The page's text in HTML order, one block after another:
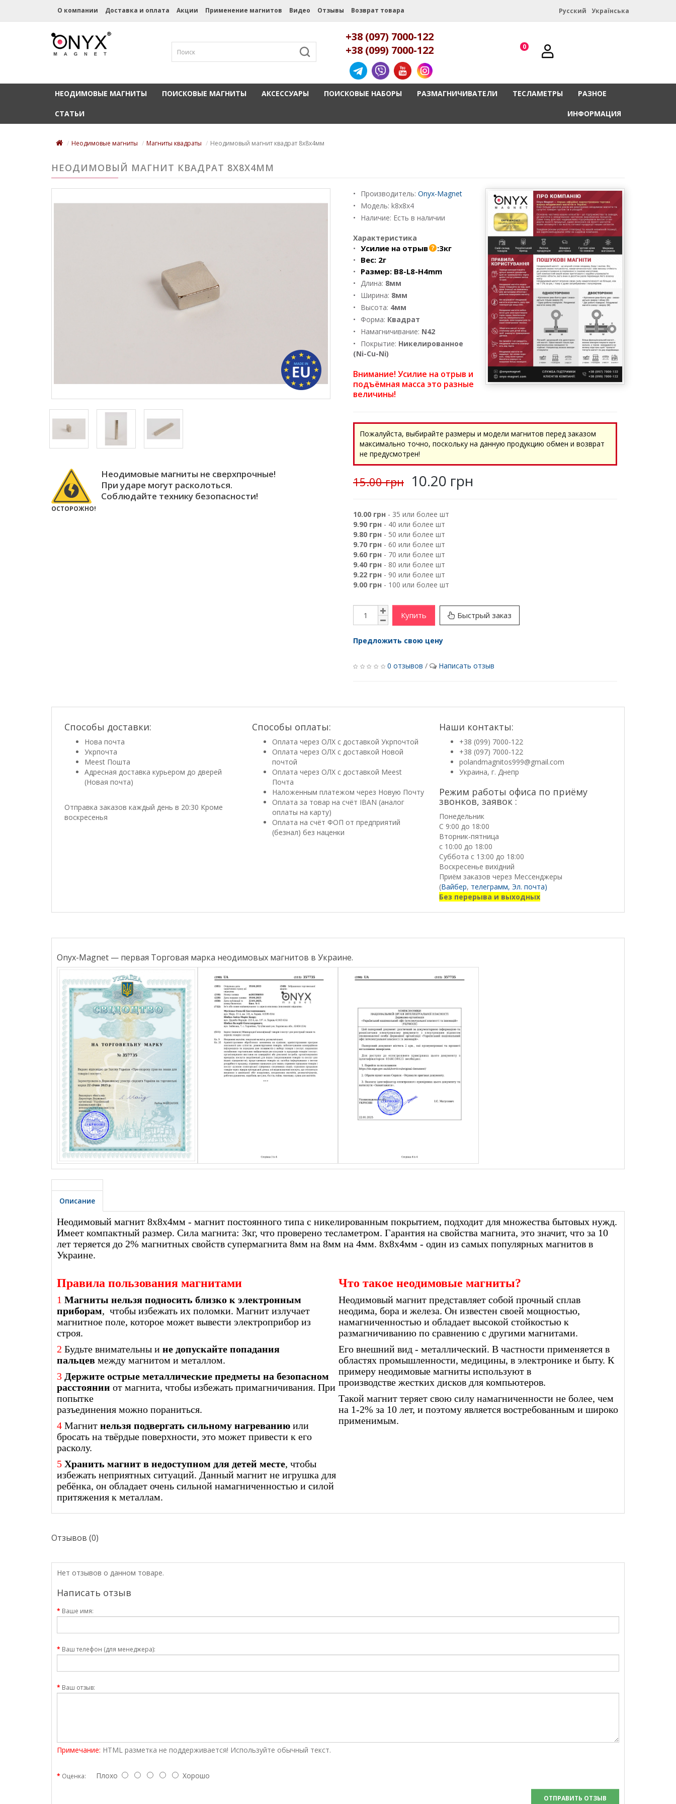
О компании Доставка и оплата Акции Применение магнитов Видео Отзывы Возврат товара Русский Українська
+38 (097) 7000-122
+38 (099) 7000-122
0
НЕОДИМОВЫЕ МАГНИТЫ ПОИСКОВЫЕ МАГНИТЫ АКСЕССУАРЫ ПОИСКОВЫЕ НАБОРЫ РАЗМАГНИЧИВАТЕЛИ ТЕСЛАМЕТРЫ РАЗНОЕ
СТАТЬИ ИНФОРМАЦИЯ
Неодимовые магниты Магниты квадраты Неодимовый магнит квадрат 8х8х4мм
НЕОДИМОВЫЙ МАГНИТ КВАДРАТ 8Х8Х4ММ
ОСТОРОЖНО!
Неодимовые магниты не сверхпрочные!
При ударе могут расколоться.
Соблюдайте технику безопасности!
Производитель: Onyx-Magnet
Модель: k8x8x4
Наличие: Есть в наличии
Характеристика
Усилие на отрыв :3кг
Вес: 2г
Размер: B8-L8-H4mm
Длина: 8мм
Ширина: 8мм
Высота: 4мм
Форма: Квадрат
Намагничивание: N42
Покрытие: Никелированное
(Ni-Cu-Ni)
Внимание! Усилие на отрыв и
подъёмная масса это разные
величины!
Пожалуйста, выбирайте размеры и модели магнитов перед заказом
максимально точно, поскольку на данную продукцию обмен и возврат
не предусмотрен!
15.00 грн 10.20 грн
10.00 грн - 35 или более шт
9.90 грн - 40 или более шт
9.80 грн - 50 или более шт
9.70 грн - 60 или более шт
9.60 грн - 70 или более шт
9.40 грн - 80 или более шт
9.22 грн - 90 или более шт
9.00 грн - 100 или более шт
Купить Быстрый заказ
Предложить свою цену
0 отзывов / Написать отзыв
Способы доставки:
Нова почта
Укрпочта
Meest Пошта
Адресная доставка курьером до дверей
(Новая почта)
Отправка заказов каждый день в 20:30 Кроме
воскресенья
Способы оплаты:
Оплата через ОЛХ с доставкой Укрпочтой
Оплата через ОЛХ с доставкой Новой
почтой
Оплата через ОЛХ с доставкой Meest
Почта
Наложенным платежом через Новую Почту
Оплата за товар на счёт IBAN (аналог
оплаты на карту)
Оплата на счёт ФОП от предприятий
(безнал) без наценки
Наши контакты:
+38 (099) 7000-122
+38 (097) 7000-122
polandmagnitos999@gmail.com
Украина, г. Днепр
Режим работы офиса по приёму
звонков, заявок :
Понедельник
С 9:00 до 18:00
Вторник-пятница
с 10:00 до 18:00
Суббота с 13:00 до 18:00
Воскресенье вихідний
Приём заказов через Мессенджеры
(Вайбер, телеграмм,Эл. почта)
Без перерыва и выходных
Onyx-Magnet — первая Торговая марка неодимовых магнитов в Украине.
Описание
Неодимовый магнит 8х8х4мм - магнит постоянного типа с никелированным покрытием, подходит для множества бытовых нужд.
Имеет компактный размер. Сила магнита: 3кг, что проверено тесламетром. Гарантия на свойства магнита, это значит, что за 10
лет теряется до 2% магнитных свойств супермагнита 8мм на 8мм на 4мм. 8х8х4мм - один из самых популярных магнитов в
Украине.
Правила пользования магнитами Что такое неодимовые магниты?
1 Магниты нельзя подносить близко к электронным
приборам, чтобы избежать их поломки. Магнит излучает
магнитное поле, которое может вывести электроприбор из
строя.
2 Будьте внимательны и не допускайте попадания
пальцев между магнитом и металлом.
3 Держите острые металлические предметы на безопасном
расстоянии от магнита, чтобы избежать примагничивания. При
попытке
разъединения можно пораниться.
4 Магнит нельзя подвергать сильному нагреванию или
бросать на твёрдые поверхности, это может привести к его
расколу.
5 Хранить магнит в недоступном для детей месте, чтобы
избежать неприятных ситуаций. Данный магнит не игрушка для
ребёнка, он обладает очень сильной намагниченностью и силой
притяжения к металлам.
Неодимовый магнит представляет собой прочный сплав
неодима, бора и железа. Он известен своей мощностью,
намагниченностью и обладает высокой стойкостью к
размагничиванию по сравнению с другими магнитами.
Его внешний вид - металлический. В частности применяется в
областях промышленности, медицины, в электронике и быту. К
примеру неодимовые магниты используют в
производстве жестких дисков для компьютеров.
Такой магнит теряет свою силу намагниченности не более, чем
на 1-2% за 10 лет, и поэтому является востребованным и широко
применимым.
Отзывов (0)
Нет отзывов о данном товаре.
Написать отзыв
Ваше имя:
Ваш телефон (для менеджера):
Ваш отзыв:
Примечание: HTML разметка не поддерживается! Используйте обычный текст.
Оценка: Плохо Хорошо
ОТПРАВИТЬ ОТЗЫВ